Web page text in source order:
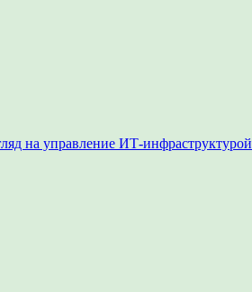
на управление ИТ-инфраструктурой